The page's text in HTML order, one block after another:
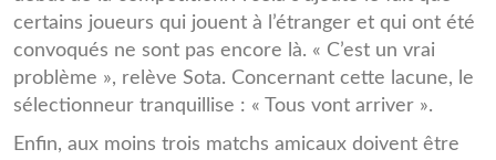
certains joueurs qui jouent à l’étranger et qui ont été
convoqués ne sont pas encore là. « C’est un vrai
problème », relève Sota. Concernant cette lacune, le
sélectionneur tranquillise : « Tous vont arriver ».
Enfin, aux moins trois matchs amicaux doivent être